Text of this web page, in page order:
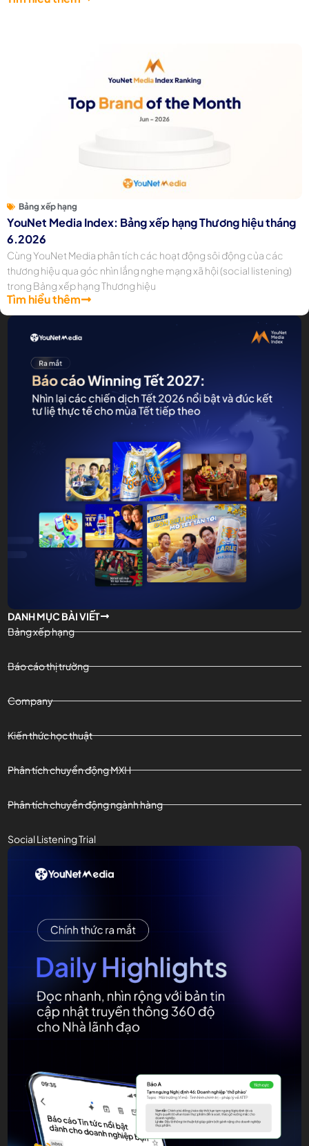
Bảng xếp hạng
YouNet Media Index: Bảng xếp hạng Thương hiệu tháng
6.2026
Cùng YouNet Media phân tích các hoạt động sôi động của các
thương hiệu qua góc nhìn lắng nghe mạng xã hội (social listening)
trong Bảng xếp hạng Thương hiệu
Tìm hiểu thêm
DANH MỤC BÀI VIẾT
Bảng xếp hạng
Báo cáo thị trường
Company
Kiến thức học thuật
Phân tích chuyển động MXH
Phân tích chuyển động ngành hàng
Social Listening Trial